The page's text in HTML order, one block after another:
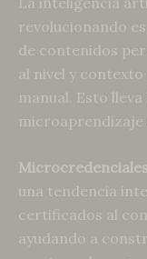
revolucionando
de contenidos
al nivel y
manual. Esto
microaprendizaje
una tendencia
certificados al
ayudando a